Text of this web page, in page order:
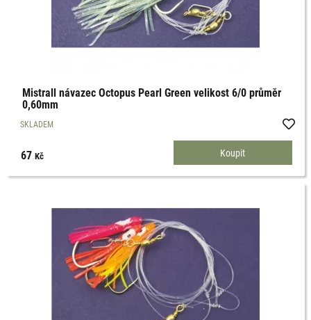
Mistrall návazec Octopus Pearl Green velikost 6/0 průměr
0,60mm
SKLADEM
67Kč